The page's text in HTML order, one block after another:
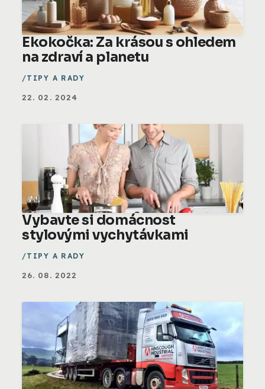
Ekokočka: Za krásou s ohledem
na zdraví a planetu
TIPY A RADY
22. 02. 2024
Vybavte si domácnost
stylovými vychytávkami
TIPY A RADY
26. 08. 2022